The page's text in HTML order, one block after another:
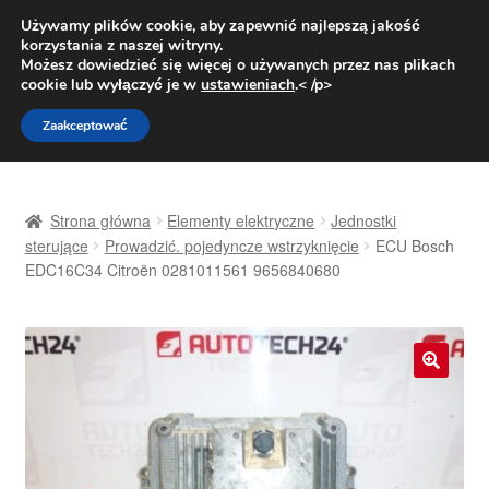
DOSTAWA od 31 zł
Pn.-pt. 9:00-16:00800 003 167
Przejdź
do
nawigacji
Przejdź
do
treści
Dostawa
Kontakt
Strona główna Elementy elektryczne
Jednostki
sterujące
Prowadzić. pojedyncze wstrzyknięcie
ECU Bosch
EDC16C34 Citroën 0281011561 9656840680
Używamy plików cookie, aby zapewnić najlepszą jakość
korzystania z naszej witryny.
Możesz dowiedzieć się więcej o używanych przez nas plikach
cookie lub wyłączyć je w ustawieniach.< /p>
Zaakceptować